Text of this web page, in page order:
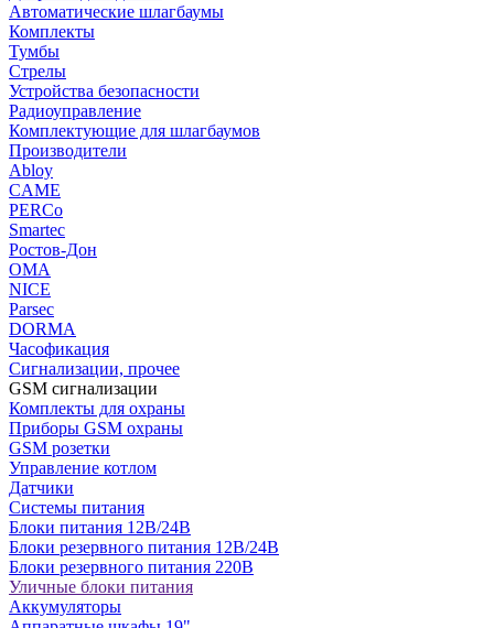
Автоматические шлагбаумы
Комплекты
Тумбы
Стрелы
Устройства безопасности
Радиоуправление
Комплектующие для шлагбаумов
Производители
Abloy
CAME
PERCo
Smartec
Ростов-Дон
ОМА
NICE
Parsec
DORMA
Часофикация
Сигнализации, прочее
GSM сигнализации
Комплекты для охраны
Приборы GSM охраны
GSM розетки
Управление котлом
Датчики
Системы питания
Блоки питания 12В/24В
Блоки резервного питания 12В/24В
Блоки резервного питания 220В
Уличные блоки питания
Аккумуляторы